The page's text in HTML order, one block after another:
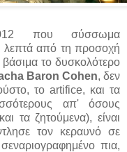
που σύσσωμα
λεπτά από τη προσοχή
βάσιμα το δυσκολότερο
Baron Cohen, δεν
το artifice, και τα
απ' όσους
τα ζητούμενα), είναι
τον κεραυνό σε
πια,